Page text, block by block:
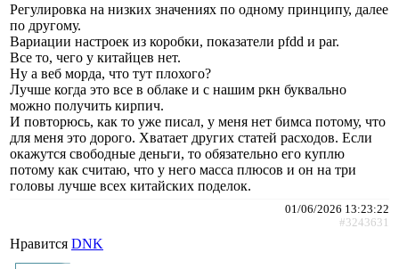
Регулировка на низких значениях по одному принципу, далее
по другому.
Вариации настроек из коробки, показатели pfdd и par.
Все то, чего у китайцев нет.
Ну а веб морда, что тут плохого?
Лучше когда это все в облаке и с нашим ркн буквально
можно получить кирпич.
И повторюсь, как то уже писал, у меня нет бимса потому, что
для меня это дорого. Хватает других статей расходов. Если
окажутся свободные деньги, то обязательно его куплю
потому как считаю, что у него масса плюсов и он на три
головы лучше всех китайских поделок.
01/06/2026 13:23:22
#3243631
Нравится DNK